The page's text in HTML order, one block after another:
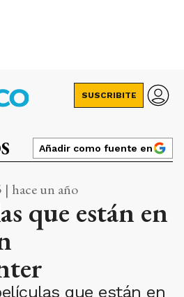
SUSCRIBITE
Añadir como fuente en
| hace un año
que están en
que están en